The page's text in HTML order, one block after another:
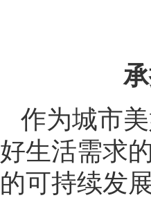
作为城市
好生活需求
的可持续发